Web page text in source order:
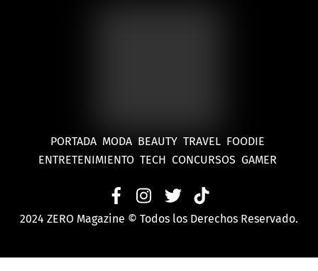
PORTADA MODA BEAUTY TRAVEL FOODIE
ENTRETENIMIENTO TECH CONCURSOS GAMER
2024 ZERO Magazine © Todos los Derechos Reservado.